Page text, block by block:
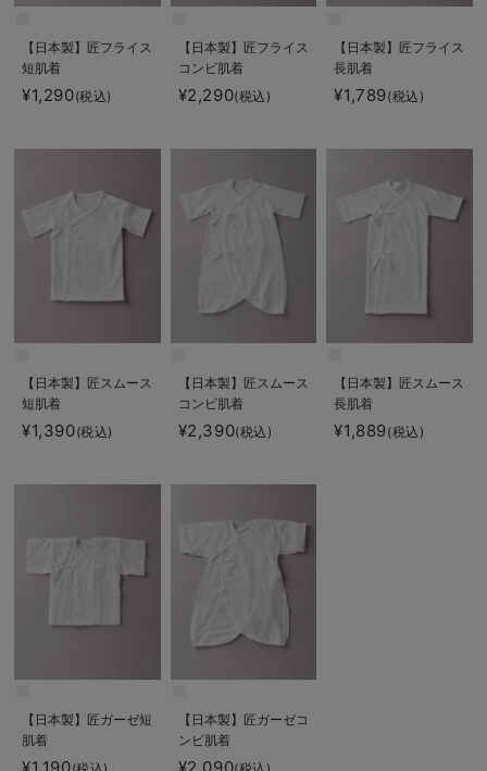
【日本製】匠フライス
短肌着
¥1,290(税込)
【日本製】匠フライス
コンビ肌着
¥2,290(税込)
【日本製】匠フライス
長肌着
¥1,789(税込)
【日本製】匠スムース
短肌着
¥1,390(税込)
【日本製】匠スムース
コンビ肌着
¥2,390(税込)
【日本製】匠スムース
長肌着
¥1,889(税込)
【日本製】匠ガーゼ短
肌着
【日本製】匠ガーゼコ
ンビ肌着